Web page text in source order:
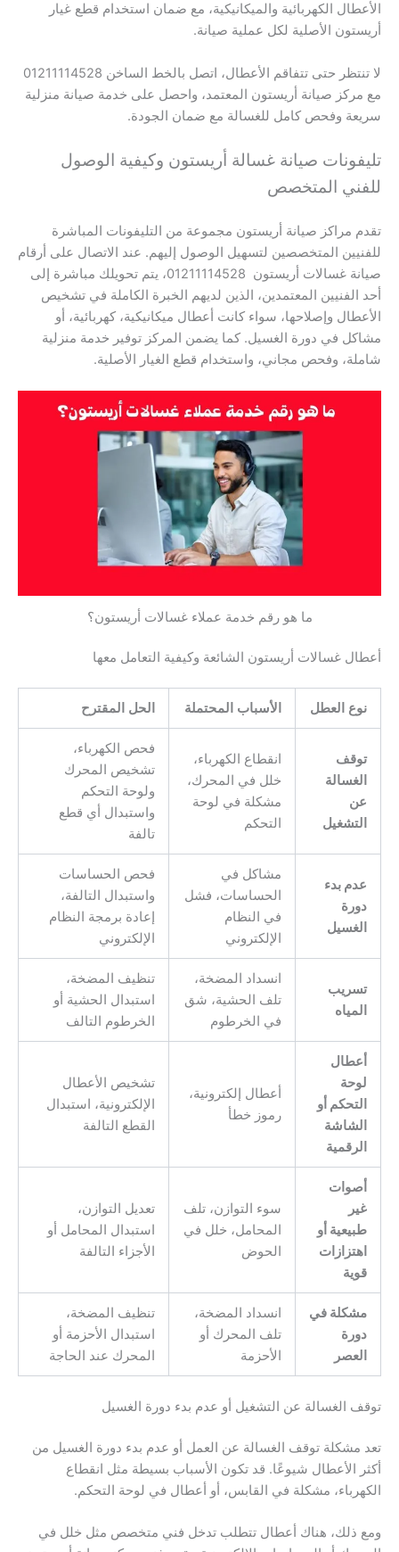
الأعطال الكهربائية والميكانيكية، مع ضمان استخدام قطع غيار
أريستون الأصلية لكل عملية صيانة.
لا تنتظر حتى تتفاقم الأعطال، اتصل بالخط الساخن 01211114528
مع مركز صيانة أريستون المعتمد، واحصل على خدمة صيانة منزلية
سريعة وفحص كامل للغسالة مع ضمان الجودة.
تليفونات صيانة غسالة أريستون وكيفية الوصول
للفني المتخصص
تقدم مراكز صيانة أريستون مجموعة من التليفونات المباشرة
للفنيين المتخصصين لتسهيل الوصول إليهم. عند الاتصال على أرقام
صيانة غسالات أريستون 01211114528، يتم تحويلك مباشرة إلى
أحد الفنيين المعتمدين، الذين لديهم الخبرة الكاملة في تشخيص
الأعطال وإصلاحها، سواء كانت أعطال ميكانيكية، كهربائية، أو
مشاكل في دورة الغسيل. كما يضمن المركز توفير خدمة منزلية
شاملة، وفحص مجاني، واستخدام قطع الغيار الأصلية.
ما هو رقم خدمة عملاء غسالات أريستون؟
أعطال غسالات أريستون الشائعة وكيفية التعامل معها
نوع العطل الأسباب المحتملة الحل المقترح
توقف
الغسالة
عن
التشغيل
انقطاع الكهرباء،
خلل في المحرك،
مشكلة في لوحة
التحكم
فحص الكهرباء،
تشخيص المحرك
ولوحة التحكم
واستبدال أي قطع
تالفة
عدم بدء
دورة
الغسيل
مشاكل في
الحساسات، فشل
في النظام
الإلكتروني
فحص الحساسات
واستبدال التالفة،
إعادة برمجة النظام
الإلكتروني
تسريب
المياه
انسداد المضخة،
تلف الحشية، شق
في الخرطوم
تنظيف المضخة،
استبدال الحشية أو
الخرطوم التالف
أعطال
لوحة
التحكم أو
الشاشة
الرقمية
أعطال إلكترونية،
رموز خطأ
تشخيص الأعطال
الإلكترونية، استبدال
القطع التالفة
أصوات
غير
طبيعية أو
اهتزازات
قوية
سوء التوازن، تلف
المحامل، خلل في
الحوض
تعديل التوازن،
استبدال المحامل أو
الأجزاء التالفة
مشكلة في
دورة
العصر
انسداد المضخة،
تلف المحرك أو
الأحزمة
تنظيف المضخة،
استبدال الأحزمة أو
المحرك عند الحاجة
توقف الغسالة عن التشغيل أو عدم بدء دورة الغسيل
تعد مشكلة توقف الغسالة عن العمل أو عدم بدء دورة الغسيل من
أكثر الأعطال شيوعًا. قد تكون الأسباب بسيطة مثل انقطاع
الكهرباء، مشكلة في القابس، أو أعطال في لوحة التحكم.
ومع ذلك، هناك أعطال تتطلب تدخل فني متخصص مثل خلل في